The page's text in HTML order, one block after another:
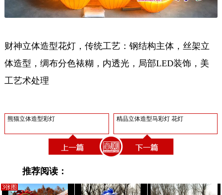
财神立体造型花灯，传统工艺：钢结构主体，丝架立
体造型，绸布分色裱糊，内透光，局部LED装饰，美
工艺术处理
熊猫立体造型彩灯 精品立体造型马彩灯 花灯
推荐阅读：
3张图